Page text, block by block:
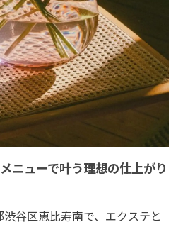
施術の持ちと通う頻度
のパーマ持ちと理想のメン
くアンドヘルシー施術後の
の持続力を高めるケア方法
ニューで叶う理想の仕上がり
谷区恵比寿南で、エクステと